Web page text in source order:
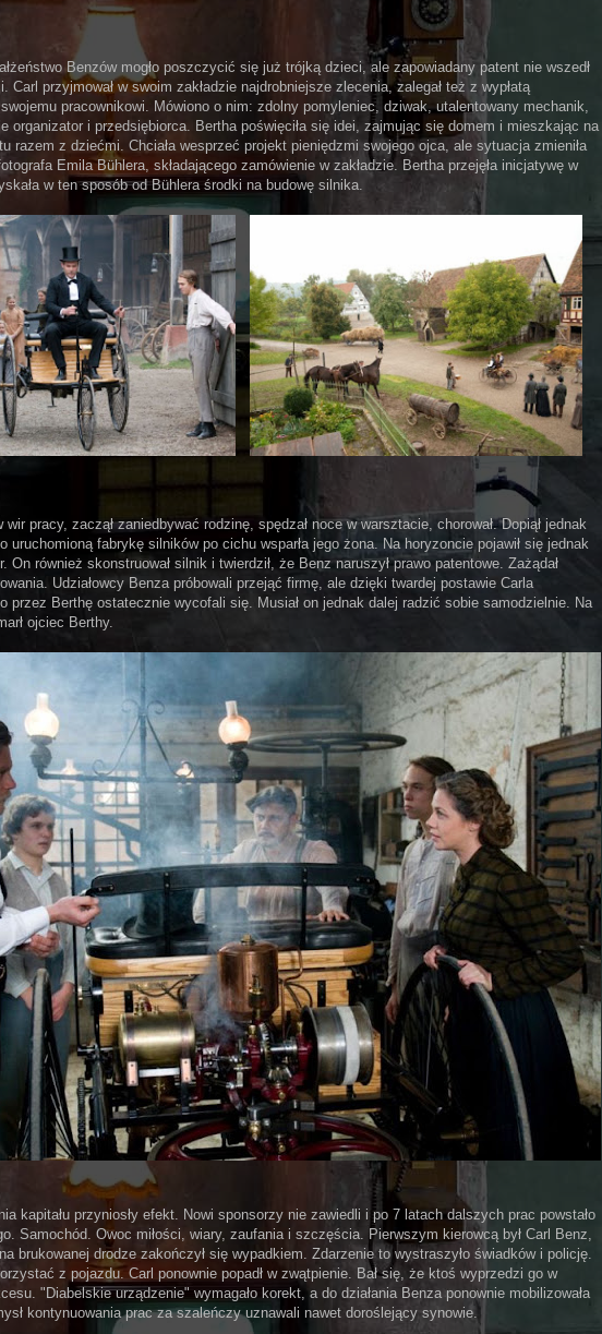
Benzów mogło poszczycić się już trójką dzieci, ale zapowiadany patent nie wszedł
Carl przyjmował w swoim zakładzie najdrobniejsze zlecenia, zalegał też z wypłatą
pracownikowi. Mówiono o nim: zdolny pomyleniec, dziwak, utalentowany mechanik,
organizator i przedsiębiorca. Bertha poświęciła się idei, zajmując się domem i mieszkając na
razem z dziećmi. Chciała wesprzeć projekt pieniędzmi swojego ojca, ale sytuacja zmieniła
Emila Bühlera, składającego zamówienie w zakładzie. Bertha przejęła inicjatywę w
w ten sposób od Bühlera środki na budowę silnika.
wir pracy, zaczął zaniedbywać rodzinę, spędzał noce w warsztacie, chorował. Dopiął jednak
uruchomioną fabrykę silników po cichu wsparła jego żona. Na horyzoncie pojawił się jednak
On również skonstruował silnik i twierdził, że Benz naruszył prawo patentowe. Zażądał
Udziałowcy Benza próbowali przejąć firmę, ale dzięki twardej postawie Carla
przez Berthę ostatecznie wycofali się. Musiał on jednak dalej radzić sobie samodzielnie. Na
ojciec Berthy.
kapitału przyniosły efekt. Nowi sponsorzy nie zawiedli i po 7 latach dalszych prac powstało
Samochód. Owoc miłości, wiary, zaufania i szczęścia. Pierwszym kierowcą był Carl Benz,
brukowanej drodze zakończył się wypadkiem. Zdarzenie to wystraszyło świadków i policję.
z pojazdu. Carl ponownie popadł w zwątpienie. Bał się, że ktoś wyprzedzi go w
"Diabelskie urządzenie" wymagało korekt, a do działania Benza ponownie mobilizowała
kontynuowania prac za szaleńczy uznawali nawet doroślejący synowie.